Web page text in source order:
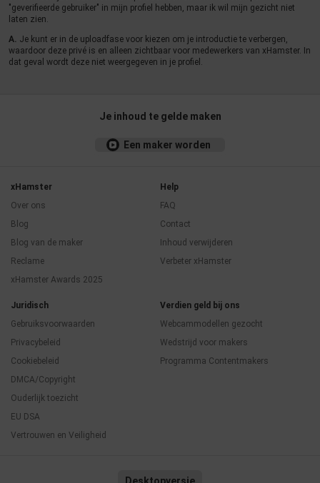
"geverifieerde gebruiker" in mijn profiel hebben, maar ik wil mijn gezicht niet
laten zien.
A. Je kunt er in de uploadfase voor kiezen om je introductie te verbergen,
waardoor deze privé is en alleen zichtbaar voor medewerkers van xHamster. In
dat geval wordt deze niet weergegeven in je profiel.
Je inhoud te gelde maken
Een maker worden
xHamster
Over ons
Blog
Blog van de maker
Reclame
xHamster Awards 2025
Help
FAQ
Contact
Inhoud verwijderen
Verbeter xHamster
Juridisch
Gebruiksvoorwaarden
Privacybeleid
Cookiebeleid
DMCA/Copyright
Ouderlijk toezicht
EU DSA
Vertrouwen en Veiligheid
Verdien geld bij ons
Webcammodellen gezocht
Wedstrijd voor makers
Programma Contentmakers